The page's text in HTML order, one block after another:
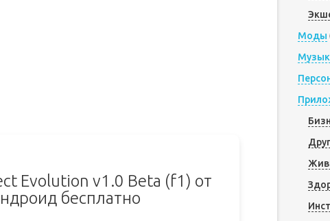
Evolution v1.0 Beta (f1) от
бесплатно
Моды